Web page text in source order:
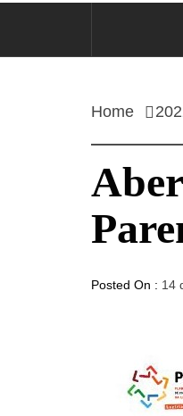
Home
Posted On : 14